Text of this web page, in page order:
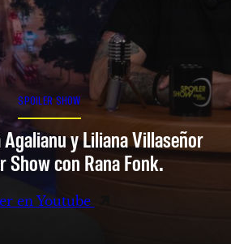
SPOILER SHOW
Agalianu y Liliana Villaseñor
Show con Rana Fonk.
en Youtube